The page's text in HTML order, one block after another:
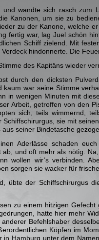
wandte sich rasch zum
Kanonen, um sie zu
zu der Kanone, welche
fertig war, lag Juel schön
Schiff zielend. Mit
hindonnerte. Die
des Kapitäns wieder
durch den dicksten
war seine Stimme
in wenigen Minuten mit
Arbeit, getroffen von den
sich, teils wimmernd,
sie mit
seiner Bindetasche
Aderlässe schaden
und oft mehr als nötig.
wollen wir’s verbinden.
sorgen sie wacker für
übte der Schiffschirurgus
zu einem hitzigen
hatte hier mehr
Befehlshaber
Köpfen im
Hamburg unter dem